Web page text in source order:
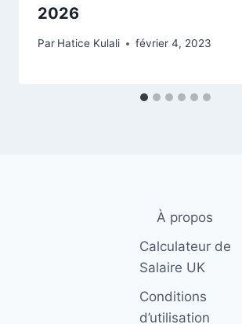
2026
Par Hatice Kulali février 4, 2023
À propos
Calculateur de
Salaire UK
Conditions
d’utilisation